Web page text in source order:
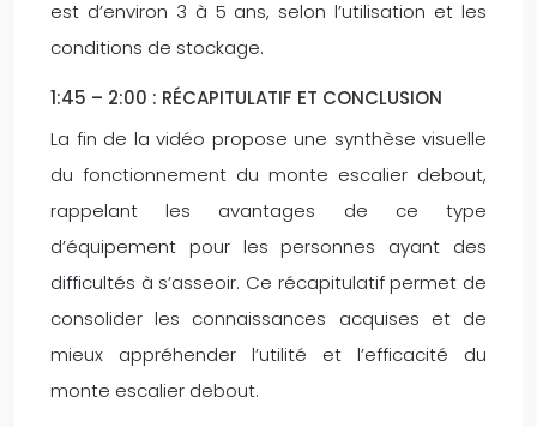
est d’environ 3 à 5 ans, selon l’utilisation et les
conditions de stockage.
1:45 – 2:00 : RÉCAPITULATIF ET CONCLUSION
La fin de la vidéo propose une synthèse visuelle
du fonctionnement du monte escalier debout,
rappelant les avantages de ce type
d’équipement pour les personnes ayant des
difficultés à s’asseoir. Ce récapitulatif permet de
consolider les connaissances acquises et de
mieux appréhender l’utilité et l’efficacité du
monte escalier debout.